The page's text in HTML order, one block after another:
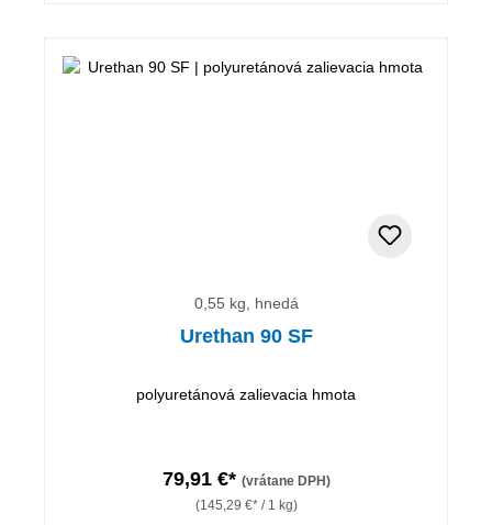
0,55 kg, hnedá
Urethan 90 SF
polyuretánová zalievacia hmota
79,91 €* (vrátane DPH)
(145,29 €* / 1 kg)